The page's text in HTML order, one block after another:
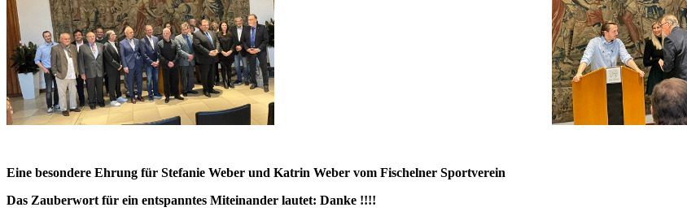
Eine besondere Ehrung für Stefanie Weber und Katrin Weber vom Fischelner Sportverein
Das Zauberwort für ein entspanntes Miteinander lautet: Danke !!!!